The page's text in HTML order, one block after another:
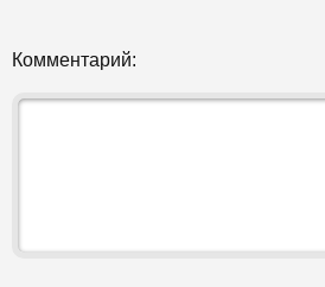
Комментарий: